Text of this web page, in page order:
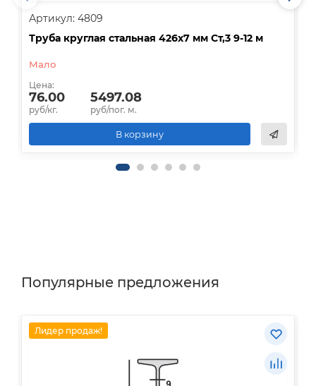
Артикул: 4809
Труба круглая стальная 426х7 мм Ст,3 9-12 м
Мало
Цена:
76.00
руб/кг.
5497.08
руб/пог. м.
В корзину
Популярные предложения
Лидер продаж!